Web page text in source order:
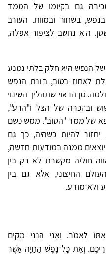
גם בקיומו של הממד
בשחור ובמוות. העורב
הוא נחשב לציפור אפלה,
הנפש היא חלק בלתי נמנע
לאחוז בטוב, ביונת הנפש
מן הראוי שתהליך השינוי
ובהכרה של הצל ו"הרע",
של ממד "הטוב". ממש כשם
להיות כשהיה, כך גם
ממנה במודעות חדשה,
חוליה מקשרת לא רק בין
החיצוני, אלא גם בין
ולא־מודע.
אִתּוֹ לֵאמֹר. וַאֲנִי הִנְנִי מֵקִים
וְאֵת כָּל־נֶפֶשׁ הַחַיָּה אֲשֶׁר